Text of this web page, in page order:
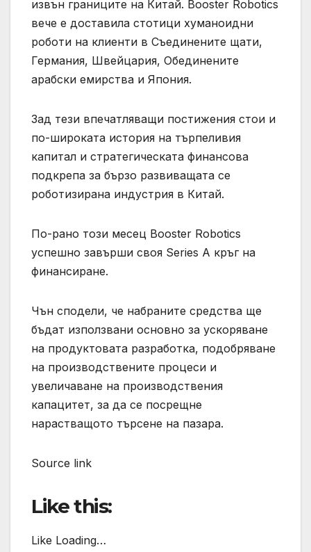
извън границите на Китай. Booster Robotics
вече е доставила стотици хуманоидни
роботи на клиенти в Съединените щати,
Германия, Швейцария, Обединените
арабски емирства и Япония.
Зад тези впечатляващи постижения стои и
по-широката история на търпеливия
капитал и стратегическата финансова
подкрепа за бързо развиващата се
роботизирана индустрия в Китай.
По-рано този месец Booster Robotics
успешно завърши своя Series A кръг на
финансиране.
Чън сподели, че набраните средства ще
бъдат използвани основно за ускоряване
на продуктовата разработка, подобряване
на производствените процеси и
увеличаване на производствения
капацитет, за да се посрещне
нарастващото търсене на пазара.
Source link
Like this:
Like Loading…